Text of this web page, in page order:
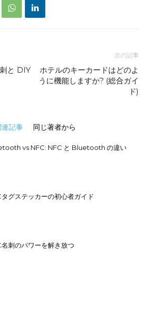
と DIY
次の記事
ホテルのキーカードはどのよ
うに機能しますか? (総合ガイ
ド)
連記事 同じ著者から
vs NFC: NFC と Bluetooth の違い
グステッカーの初心者ガイド
刺のパワーを解き放つ